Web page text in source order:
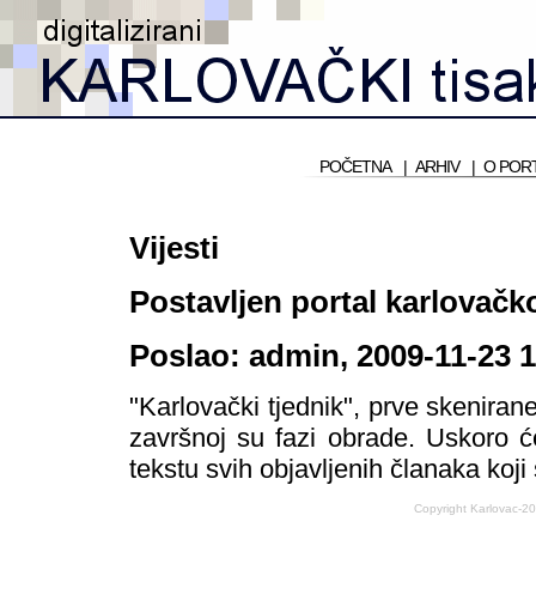
POČETNA | ARHIV | O
Vijesti
Postavljen portal
Poslao: admin, 2009-11-23
"Karlovački tjednik", prve
završnoj su fazi obrade. Uskoro
tekstu svih objavljenih članaka
Copyright Karlovac-